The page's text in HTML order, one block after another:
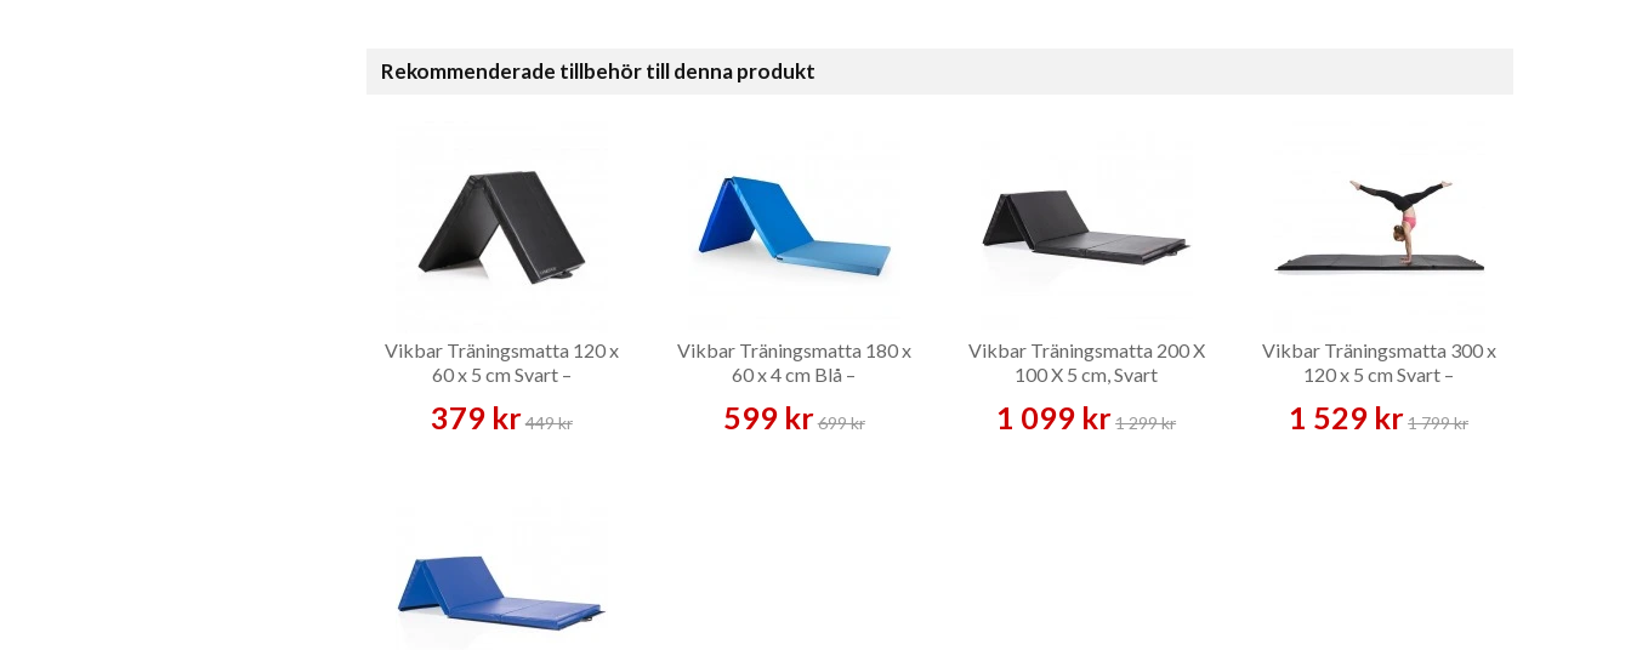
Rekommenderade tillbehör till denna produkt
Vikbar Träningsmatta 120 x
60 x 5 cm Svart –
379 kr449 kr
Vikbar Träningsmatta 180 x
60 x 4 cm Blå –
599 kr699 kr
Vikbar Träningsmatta 200 X
100 X 5 cm, Svart
1 099 kr1 299 kr
Vikbar Träningsmatta 300 x
120 x 5 cm Svart –
1 529 kr1 799 kr